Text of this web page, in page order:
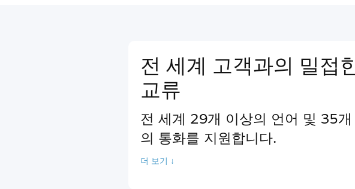
전 세계 고객과의 밀접
교류
전 세계 29개 이상의 언어 및 35
의 통화를 지원합니다.
더 보기 ↓